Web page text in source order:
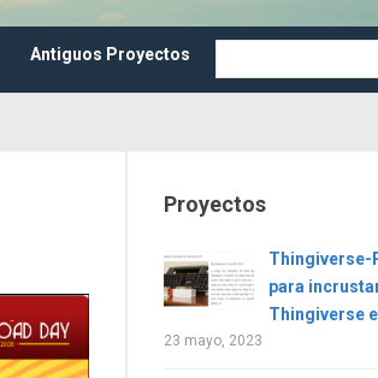
Antiguos Proyectos
Proyectos
Thingiverse-
para
Thingiverse
23 mayo, 2023